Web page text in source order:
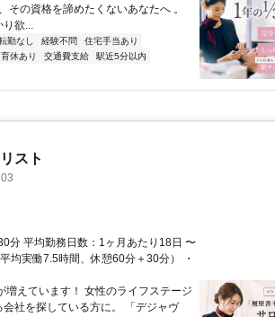
その資格を諦めたくないあなたへ 。
り欲...
勤なし 経験不問
住宅手当あり
育休あり 交通費支給
駅近5分以内
スト
分 平均勤務日数：1ヶ月あたり18日 〜
均実働7.5時間、休憩60分＋30分） ・
えています！ 女性のライフステージ
社を探している方に。 「デジャヴ